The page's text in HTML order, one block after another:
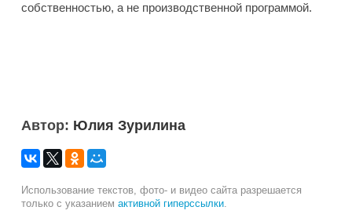
собственностью, а не производственной программой.
Автор: Юлия Зурилина
Использование текстов, фото- и видео сайта разрешается
только с указанием активной гиперссылки.